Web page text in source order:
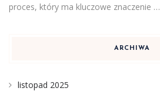
proces, który ma kluczowe znaczenie …
ARCHIWA
listopad 2025